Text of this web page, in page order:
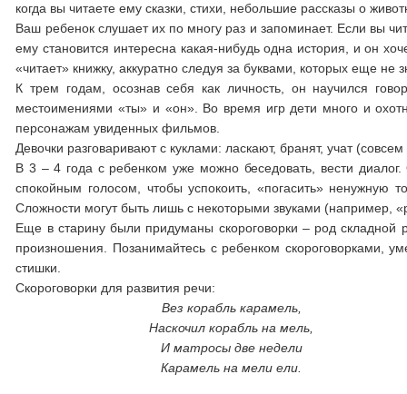
когда вы читаете ему сказки, стихи, небольшие рассказы о
Ваш ребенок слушает их по многу раз и запоминает. Если вы
ему становится интересна какая-нибудь одна история, и он
«читает» книжку, аккуратно следуя за буквами, которых еще не
К трем годам, осознав себя как личность, он научился
местоимениями «ты» и «он». Во время игр дети много и
персонажам увиденных фильмов.
Девочки разговаривают с куклами: ласкают, бранят, учат
В 3 – 4 года с ребенком уже можно беседовать, вести
спокойным голосом, чтобы успокоить, «погасить» ненужную
Сложности могут быть лишь с некоторыми звуками (например,
Еще в старину были придуманы скороговорки – род складной
произношения. Позанимайтесь с ребенком скороговорками,
стишки.
Скороговорки для развития речи:
Вез корабль карамель,
Наскочил корабль на мель,
И матросы две недели
Карамель на мели ели.